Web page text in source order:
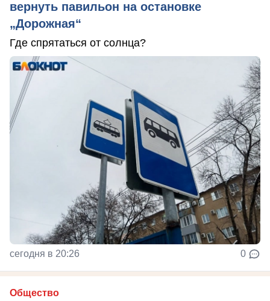
вернуть павильон на остановке
„Дорожная“
Где спрятаться от солнца?
сегодня в 20:26 0
Общество